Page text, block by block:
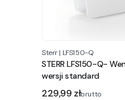
Sterr| LFS150-Q
STERR LFS150-Q-
wersji standard
Cena
229,99 złbrutto